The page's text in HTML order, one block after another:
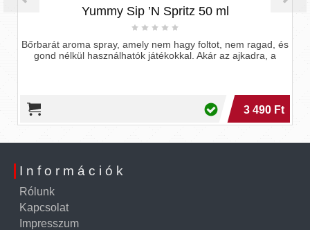
Yummy Sip ’N Spritz 50 ml
Bőrbarát aroma spray, amely nem hagy foltot, nem ragad, és
gond nélkül használhatók játékokkal. Akár az ajkadra, a
3 490 Ft
Információk
Rólunk
Kapcsolat
Impresszum